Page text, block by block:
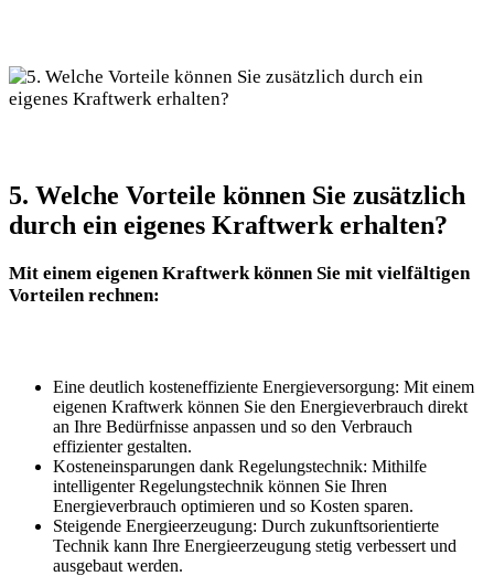
5. Welche​ Vorteile können Sie zusätzlich
durch ein eigenes ⁤Kraftwerk erhalten?
Mit einem eigenen Kraftwerk können⁣ Sie mit vielfältigen
Vorteilen‌ rechnen:
Eine‍ deutlich ​kosteneffiziente Energieversorgung: ‍Mit einem
eigenen Kraftwerk können Sie den Energieverbrauch direkt
an ‌Ihre Bedürfnisse⁢ anpassen und so ‍den Verbrauch ​
effizienter gestalten.
Kosteneinsparungen‌ dank Regelungstechnik:‌ Mithilfe
intelligenter Regelungstechnik können Sie Ihren
Energieverbrauch optimieren ‍und so Kosten sparen.
Steigende Energieerzeugung: Durch zukunftsorientierte
Technik kann Ihre Energieerzeugung stetig verbessert und
ausgebaut werden.